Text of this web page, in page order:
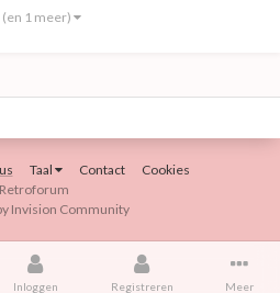
(en 1 meer)
Taal Contact
Cookies
Retroforum
Invision Community
Inloggen Registreren Meer